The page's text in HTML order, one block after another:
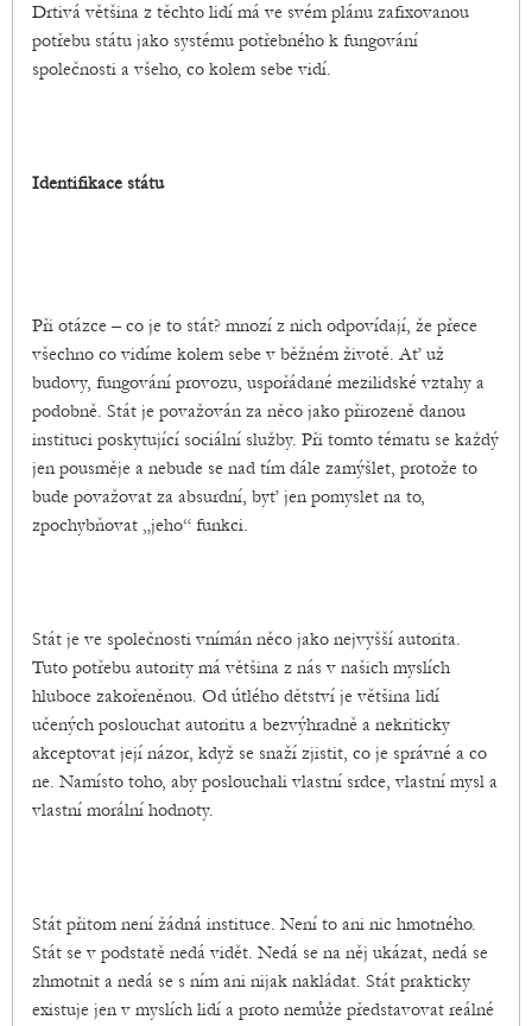
Drtivá většina z těchto lidí má ve svém plánu zafixovanou
potřebu státu jako systému potřebného k fungování
společnosti a všeho, co kolem sebe vidí.
Identifikace státu
Při otázce – co je to stát? mnozí z nich odpovídají, že přece
všechno co vidíme kolem sebe v běžném životě. Ať už
budovy, fungování provozu, uspořádané mezilidské vztahy a
podobně. Stát je považován za něco jako přirozeně danou
instituci poskytující sociální služby. Při tomto tématu se každý
jen pousměje a nebude se nad tím dále zamýšlet, protože to
bude považovat za absurdní, byť jen pomyslet na to,
zpochybňovat „jeho“ funkci.
Stát je ve společnosti vnímán něco jako nejvyšší autorita.
Tuto potřebu autority má většina z nás v našich myslích
hluboce zakořeněnou. Od útlého dětství je většina lidí
učených poslouchat autoritu a bezvýhradně a nekriticky
akceptovat její názor, když se snaží zjistit, co je správné a co
ne. Namísto toho, aby poslouchali vlastní srdce, vlastní mysl a
vlastní morální hodnoty.
Stát přitom není žádná instituce. Není to ani nic hmotného.
Stát se v podstatě nedá vidět. Nedá se na něj ukázat, nedá se
zhmotnit a nedá se s ním ani nijak nakládat. Stát prakticky
existuje jen v myslích lidí a proto nemůže představovat reálné